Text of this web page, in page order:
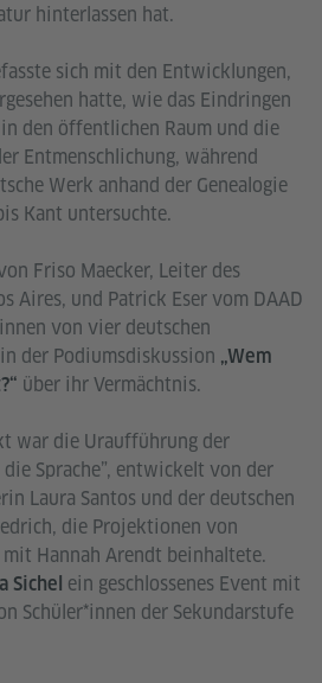
hinterlassen hat.
sich mit den Entwicklungen,
hatte, wie das Eindringen
den öffentlichen Raum und die
Entmenschlichung, während
Werk anhand der Genealogie
Kant untersuchte.
Friso Maecker, Leiter des
Aires, und Patrick Eser vom DAAD
von vier deutschen
der Podiumsdiskussion „Wem
über ihr Vermächtnis.
war die Uraufführung der
Sprache”, entwickelt von der
Laura Santos und der deutschen
die Projektionen von
Hannah Arendt beinhaltete.
Sichel ein geschlossenes Event mit
Schüler*innen der Sekundarstufe